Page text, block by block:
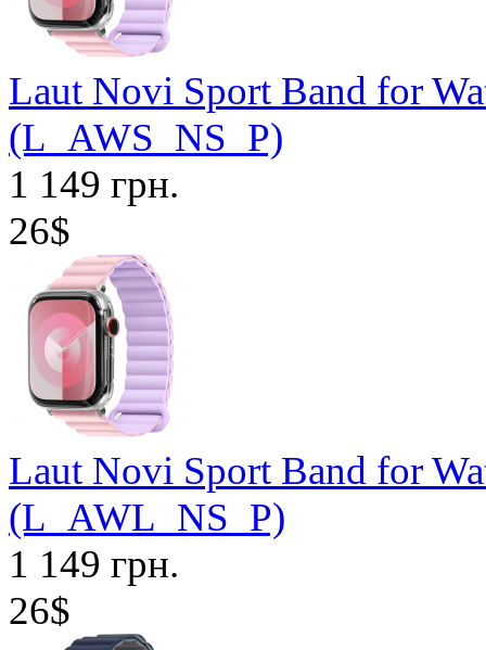
Laut Novi Sport Band for
(L_AWS_NS_P)
1 149 грн.
26$
Laut Novi Sport Band for
(L_AWL_NS_P)
1 149 грн.
26$